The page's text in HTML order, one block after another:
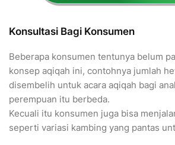
Konsultasi Bagi Konsumen
Beberapa konsumen tentunya belum
konsep aqiqah ini, contohnya jumlah
disembelih untuk acara aqiqah bagi
perempuan itu berbeda.
Kecuali itu konsumen juga bisa
seperti variasi kambing yang pantas